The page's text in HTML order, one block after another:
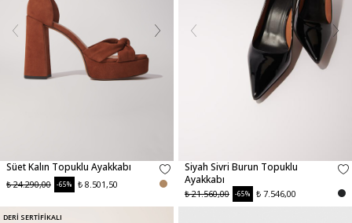
Süet Kalın Topuklu Ayakkabı
₺ 24.290,00 -65% ₺ 8.501,50
Siyah Sivri Burun Topuklu
Ayakkabı
₺ 21.560,00 -65% ₺ 7.546,00
DERİ SERTİFİKALI